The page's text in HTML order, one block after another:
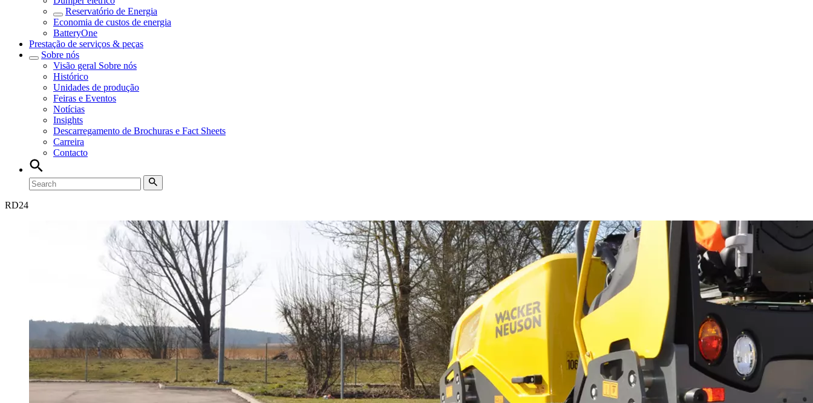
Reservatório de Energia
Economia de custos de energia
BatteryOne
Prestação de serviços & peças
Sobre nós
Visão geral Sobre nós
Histórico
Unidades de produção
Feiras e Eventos
Notícias
Insights
Descarregamento de Brochuras e Fact Sheets
Carreira
Contacto
RD24